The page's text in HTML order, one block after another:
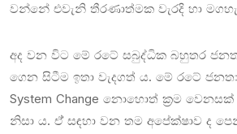
වන්නේ එවැනි තීරණාත්මක වැරදි හා
අද වන විට මේ රටේ සබුද්ධික බහුතර
ගෙන සිටීම ඉතා වැදගත් ය. මේ රටේ
System Change නොහොත් ක්‍රම
නිසා ය. ඒ් සඳහා වන තම අපේක්ෂාව ද